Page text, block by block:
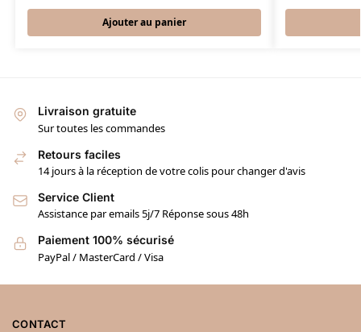
Ajouter au panier
Livraison gratuite
Sur toutes les commandes
Retours faciles
14 jours à la réception de votre colis pour changer d'avis
Service Client
Assistance par emails 5j/7 Réponse sous 48h
Paiement 100% sécurisé
PayPal / MasterCard / Visa
CONTACT